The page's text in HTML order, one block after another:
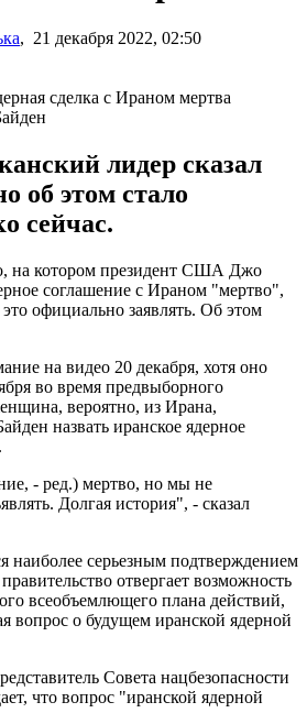
, 21 декабря 2022, 02:50
лидер сказал
об этом стало
сейчас.
на котором президент США Джо
соглашение с Ираном "мертво",
официально заявлять. Об этом
на видео 20 декабря, хотя оно
во время предвыборного
вероятно, из Ирана,
назвать иранское ядерное
- ред.) мертво, но мы не
Долгая история", - сказал
наиболее серьезным подтверждением
отвергает возможность
всеобъемлющего плана действий,
вопрос о будущем иранской ядерной
Совета нацбезопасности
что вопрос "иранской ядерной